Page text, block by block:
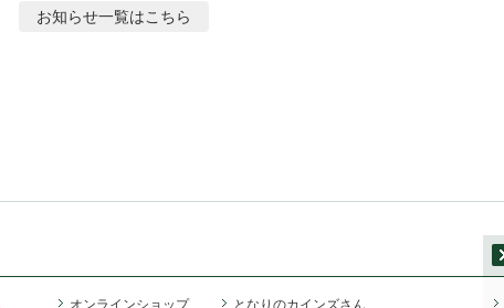
お知らせ一覧はこちら
オンラインショップ となりのカインズさん